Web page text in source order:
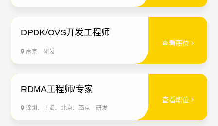
DPDK/OVS开发工程师
南京 研发
查看职位
RDMA工程师/专家
深圳、上海、北京、南京 研发
查看职位